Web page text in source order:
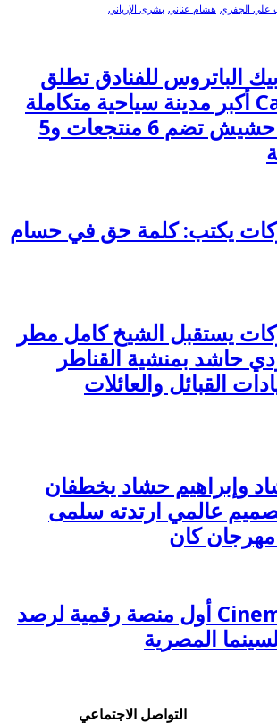
علي الجفري هشام عناني بشرى الإرياني
الباتروس للفنادق تطلق
Capri City أكبر مدينة سياحية متكاملة
في سهل حشيش تضم 6 منتجعات و5
يكتب: كلمة حق في حسام
يستقبل الشيخ كامل مطر
حاشد بمنشية القناطر
القبائل والعائلات
وإبراهيم حشاد يخطفان
عالمي ارتدته سلمى
كان
Cinema Track أول منصة رقمية لرصد
المصرية
التواصل الاجتماعي